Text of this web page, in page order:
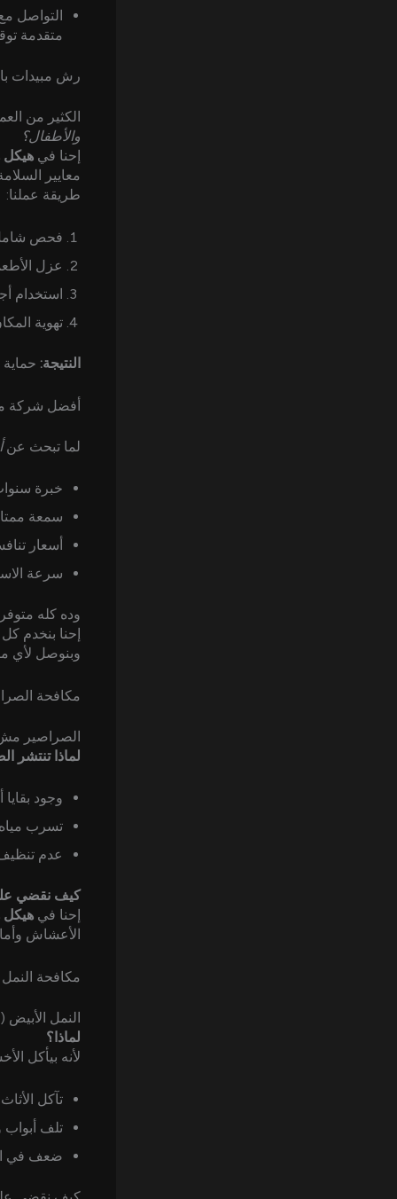
التواصل
متقدمة
رش مبيدات
الكثير من
والأطفال؟
إحنا في هيكل
معايير السلامة
طريقة عملنا:
فحص
عزل
استخدام
تهوية
النتيجة:
أفضل شركة
لما تبحث عن
خبرة
سمعة
أسعار
سرعة
وده كله
إحنا بنخدم
وبنوصل لأي
مكافحة
الصراصير
لماذا تنتشر
وجود
تسرب
عدم
كيف نقضي
إحنا في هيكل
الأعشاش
مكافحة
النمل
لماذا؟
لأنه بيأكل
تآكل
تلف أبواب
ضعف في